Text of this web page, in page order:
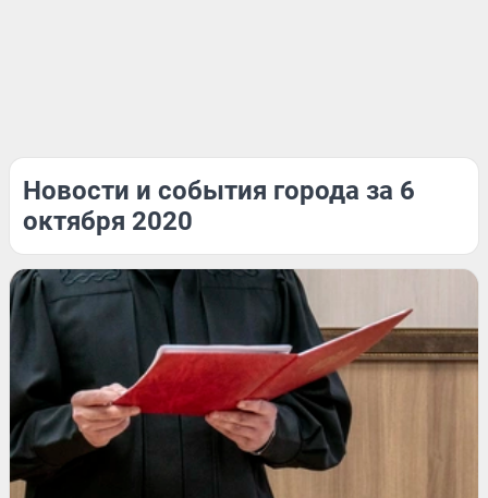
Новости и события города за 6
октября 2020